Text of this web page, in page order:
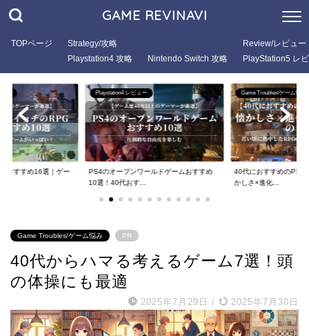
GAME REVINAVI
TOPページ
Strategy/攻略
Playstation4 攻略
Nintendo Switch 攻略
Review/レビュー
PlayStation5 レ
レビュー
のオープンワールドゲームおすすめ
Game Troubles/ゲーム悩み
40代におすすめのPS5 RPG厳選9選！懐
かしさ×進化...
PS4の
Game Troubles/ゲーム悩み PR
40代からハマる考えるゲーム7選！頭
の体操にも最適
2025年7月29日 / 2025年7月30日